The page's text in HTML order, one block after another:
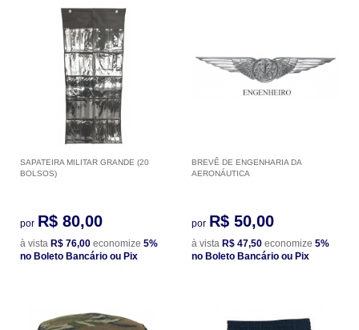
SAPATEIRA MILITAR GRANDE (20
BOLSOS)
por R$ 80,00
à vista R$ 76,00 economize 5%
no Boleto Bancário ou Pix
BREVÊ DE ENGENHARIA DA
AERONÁUTICA
por R$ 50,00
à vista R$ 47,50 economize 5%
no Boleto Bancário ou Pix